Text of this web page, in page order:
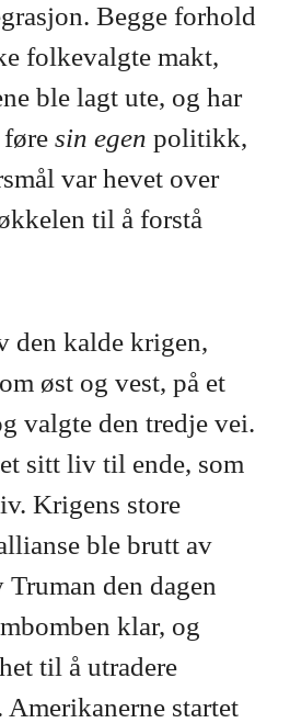
Begge forhold
folkevalgte makt,
ble lagt ute, og har
sin egen politikk,
var hevet over
til å forstå
den kalde krigen,
øst og vest, på et
valgte den tredje vei.
sitt liv til ende, som
Krigens store
ble brutt av
den dagen
klar, og
til å utradere
startet